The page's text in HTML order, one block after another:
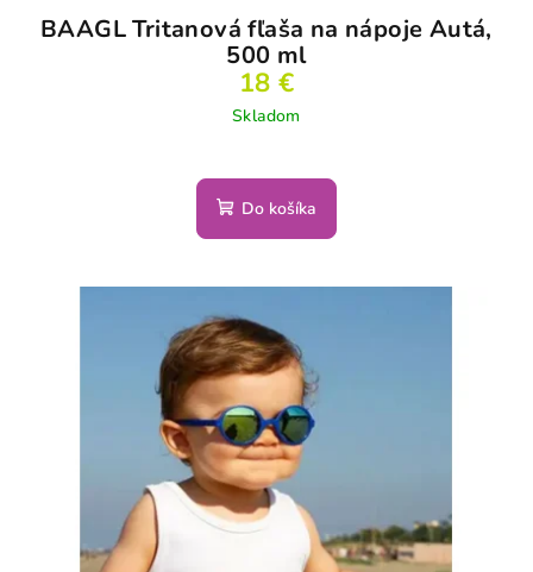
BAAGL Tritanová fľaša na nápoje Autá,
500 ml
18 €
Skladom
Do košíka